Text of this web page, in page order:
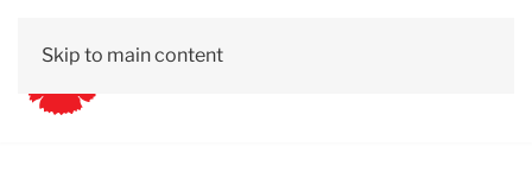
Skip to main content